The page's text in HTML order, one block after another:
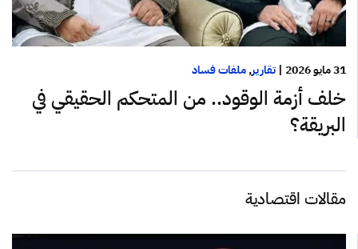
31 مايو 2026 |تقارير,ملفات فساد
خلف أزمة الوقود.. من المتحكم الحقيقي في
البريقة؟
مقالات اقتصادية